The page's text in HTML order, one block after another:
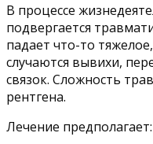
В процессе
подвергается
падает что-то
случаются вывихи,
связок. Сложность
рентгена.
Лечение предполагает: